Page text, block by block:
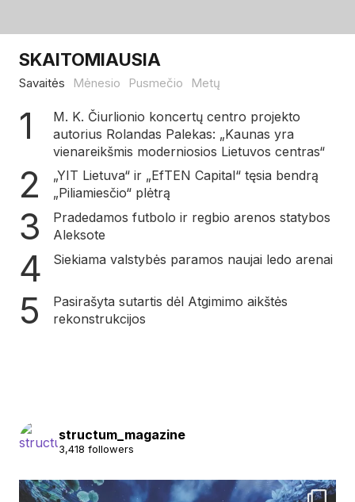
SKAITOMIAUSIA
Savaitės Mėnesio Pusmečio Metų
M. K. Čiurlionio koncertų centro projekto
autorius Rolandas Palekas: „Kaunas yra
vienareikšmis moderniosios Lietuvos centras“
„YIT Lietuva“ ir „EfTEN Capital“ tęsia bendrą
„Piliamiesčio“ plėtrą
Pradedamos futbolo ir regbio arenos statybos
Aleksote
Siekiama valstybės paramos naujai ledo arenai
Pasirašyta sutartis dėl Atgimimo aikštės
rekonstrukcijos
structum_magazine
3,418 followers